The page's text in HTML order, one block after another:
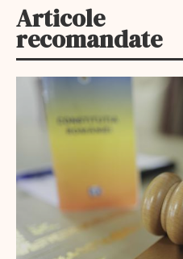
Articole
recomandate